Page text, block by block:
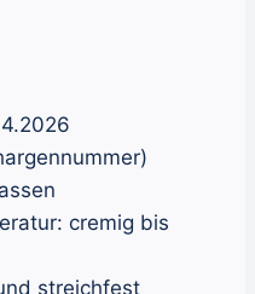
cremig bis
streichfest